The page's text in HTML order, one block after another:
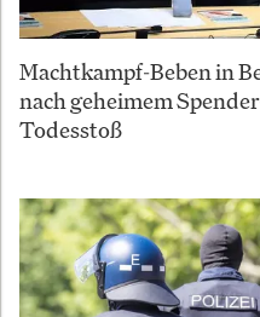
Machtkampf-Beben in
nach geheimem
Todesstoß